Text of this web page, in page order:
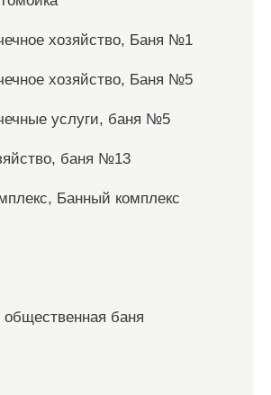
хозяйство, Баня №1
хозяйство, Баня №5
услуги, баня №5
баня №13
Банный комплекс
баня